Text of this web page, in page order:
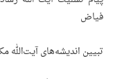
فیاض
تبیین اندیشه‌های آیت‌الله